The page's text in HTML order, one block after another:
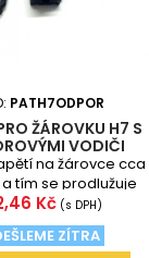
PATH7ODPOR
ŽÁROVKU H7 S
VODIČI
na žárovce cca
a tím se prodlužuje
žárovek H7. Vhodné
pro...
Kč (s DPH)
ZÍTRA